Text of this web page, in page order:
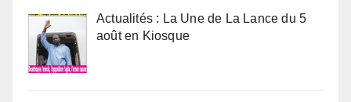
Actualités : La Une de La Lance du 5
août en Kiosque